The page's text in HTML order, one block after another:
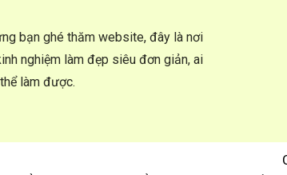
bạn ghé thăm website, đây là nơi
nghiệm làm đẹp siêu đơn giản, ai
làm được.